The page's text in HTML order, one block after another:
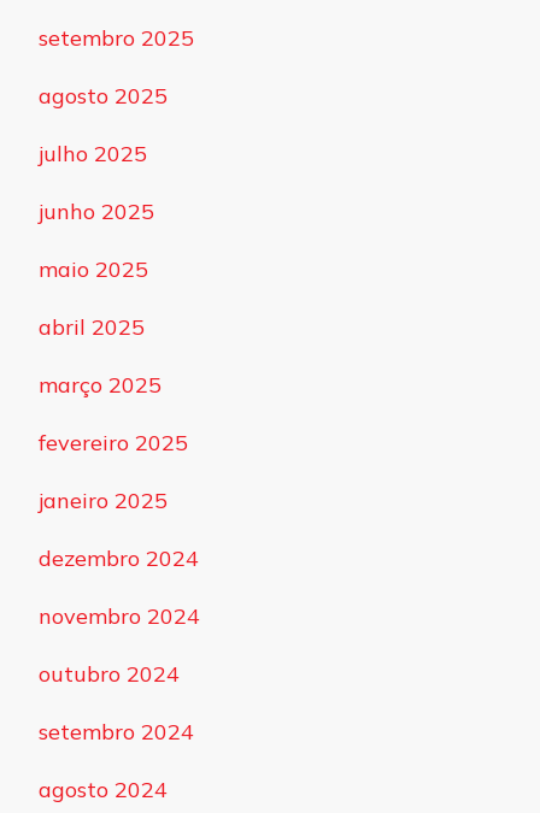
setembro 2025
agosto 2025
julho 2025
junho 2025
maio 2025
abril 2025
março 2025
fevereiro 2025
janeiro 2025
dezembro 2024
novembro 2024
outubro 2024
setembro 2024
agosto 2024